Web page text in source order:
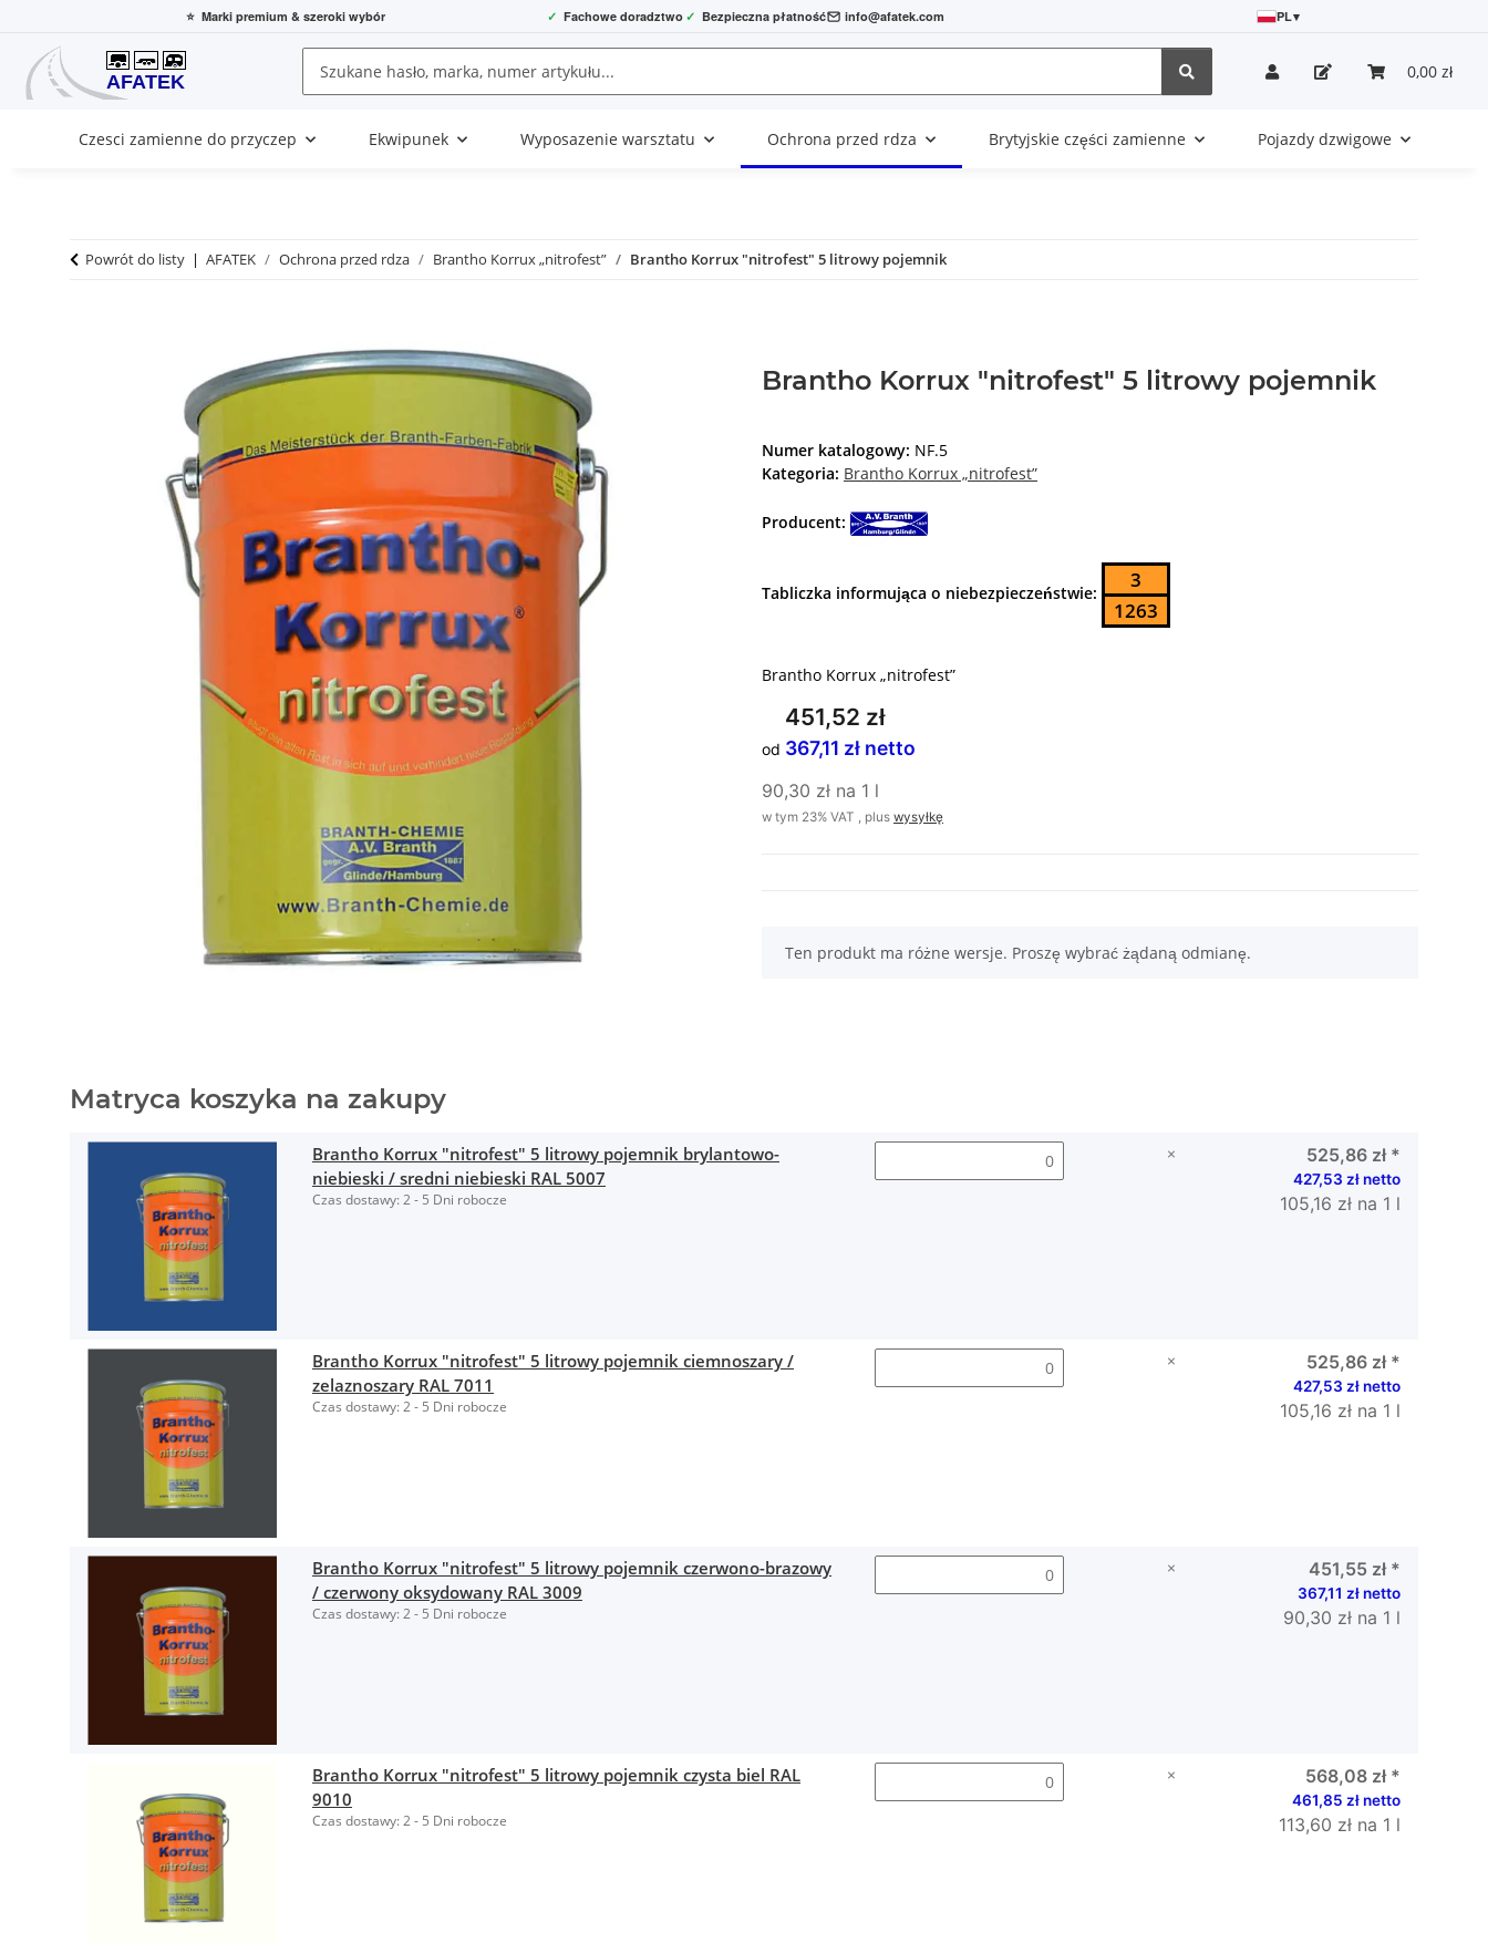
⭐ Marki premium & szeroki wybór ✓ Fachowe doradztwo ✓ Bezpieczna płatność info@afatek.com PL▾
0,00 zł
Czesci zamienne do przyczep Ekwipunek Wyposazenie warsztatu Ochrona przed rdza Brytyjskie części zamienne Pojazdy dzwigowe
Powrót do listy AFATEK Ochrona przed rdza Brantho Korrux „nitrofest” Brantho Korrux "nitrofest" 5 litrowy pojemnik
Brantho Korrux "nitrofest" 5 litrowy pojemnik
Numer katalogowy: NF.5
Kategoria: Brantho Korrux „nitrofest”
Producent:
Tabliczka informująca o niebezpieczeństwie:
3
1263
Brantho Korrux „nitrofest”
od
451,52 zł
367,11 zł netto
90,30 zł na 1 l
w tym 23% VAT , plus wysyłkę
x
Ten produkt ma różne wersje. Proszę wybrać żądaną odmianę.
Matryca koszyka na zakupy
Brantho Korrux "nitrofest" 5 litrowy pojemnik brylantowo-
niebieski / sredni niebieski RAL 5007
Czas dostawy:2 - 5 Dni robocze
× 525,86 zł *
427,53 zł netto
105,16 zł na 1 l
Brantho Korrux "nitrofest" 5 litrowy pojemnik ciemnoszary /
zelaznoszary RAL 7011
Czas dostawy:2 - 5 Dni robocze
× 525,86 zł *
427,53 zł netto
105,16 zł na 1 l
Brantho Korrux "nitrofest" 5 litrowy pojemnik czerwono-brazowy
/ czerwony oksydowany RAL 3009
Czas dostawy:2 - 5 Dni robocze
× 451,55 zł *
367,11 zł netto
90,30 zł na 1 l
Brantho Korrux "nitrofest" 5 litrowy pojemnik czysta biel RAL
9010
Czas dostawy:2 - 5 Dni robocze
× 568,08 zł *
461,85 zł netto
113,60 zł na 1 l